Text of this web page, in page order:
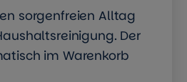
sorgenfreien Alltag
Der
im Warenkorb